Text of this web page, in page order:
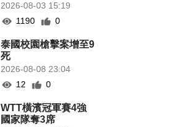
2026-08-03 15:19
1190
0
泰國校園槍擊案增至9
死
2026-08-08 23:04
12
0
WTT橫濱冠軍賽4強
國家隊奪3席